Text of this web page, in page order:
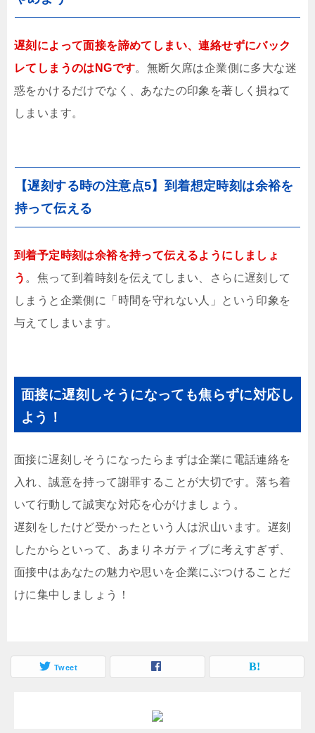
遅刻によって面接を諦めてしまい、連絡せずにバック
レてしまうのはNGです。無断欠席は企業側に多大な迷
惑をかけるだけでなく、あなたの印象を著しく損ねて
しまいます。
【遅刻する時の注意点5】到着想定時刻は余裕を
持って伝える
到着予定時刻は余裕を持って伝えるようにしましょ
う 。焦って到着時刻を伝えてしまい、さらに遅刻して
しまうと企業側に「時間を守れない人」という印象を
与えてしまいます。
面接に遅刻しそうになっても焦らずに対応し
よう！
面接に遅刻しそうになったらまずは企業に電話連絡を
入れ、誠意を持って謝罪することが大切です。落ち着
いて行動して誠実な対応を心がけましょう。
遅刻をしたけど受かったという人は沢山います。遅刻
したからといって、あまりネガティブに考えすぎず、
面接中はあなたの魅力や思いを企業にぶつけることだ
けに集中しましょう！
Tweet